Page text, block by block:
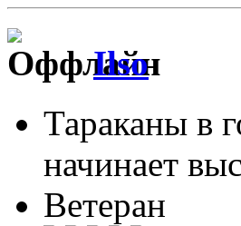
Ilso
Тараканы в
начинает
Ветеран